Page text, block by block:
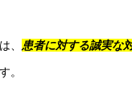
、 患者に対する誠実な
。